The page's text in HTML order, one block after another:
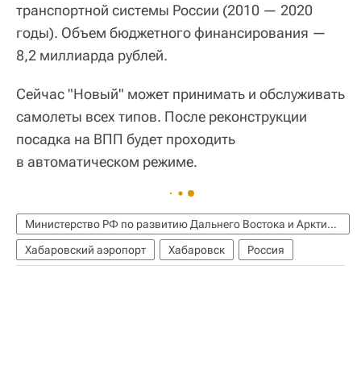
транспортной системы России (2010 — 2020
годы). Объем бюджетного финансирования —
8,2 миллиарда рублей.
Сейчас "Новый" может принимать и обслуживать
самолеты всех типов. После реконструкции
посадка на ВПП будет проходить
в автоматическом режиме.
Министерство РФ по развитию Дальнего Востока и Арктики (Минвостокразвития России)
Хабаровский аэропорт
Хабаровск Россия